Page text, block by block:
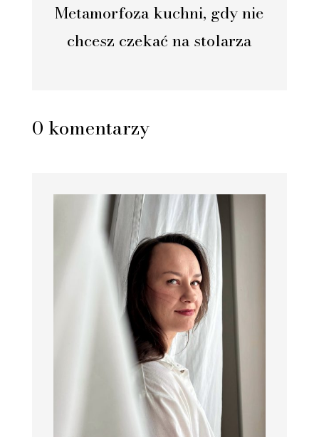
Metamorfoza kuchni, gdy nie
chcesz czekać na stolarza
0 komentarzy